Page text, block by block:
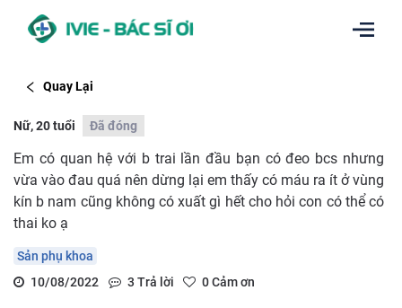
Quay Lại
Nữ, 20 tuổi Đã đóng
Em có quan hệ với b trai lần đầu bạn có đeo bcs nhưng
vừa vào đau quá nên dừng lại em thấy có máu ra ít ở vùng
kín b nam cũng không có xuất gì hết cho hỏi con có thể có
thai ko ạ
Sản phụ khoa
10/08/2022
3 Trả lời 0Cảm ơn